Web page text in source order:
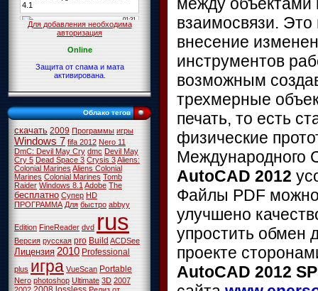
Для добавления необходима
авторизация
Online
Защита от спама и мата
активирована.
Облако тегов
скачать 2009 Программы игры
Windows 7 fifa 2012 Nero 11
DmC: Devil May Cry dmc Devil May
Cry 5 Dead Space 3 Crysis 3Aliens:
Colonial MarinesAliens Colonial
Marines Colonial Marines Tomb
Raider Windows 8.1Adobe The
бесплатно Супер HD
ПРОГРАММА Для быстро abbyy
Edition FineReader dvd rus
Версия русская pro BuildACDSee
Лицензия 2010 Professional
plus игра VueScan Portable
Nero photoshop Ultimate 3D 2007
взаимосвязи. Это
внесение
инструментов
возможным
трехмерные
печать, то есть
физические
Международного
AutoCAD 2012
Файлы PDF можно
улучшено
упростить обмен
проекте
AutoCAD 2012